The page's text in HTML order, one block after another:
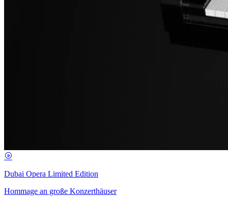
Dubai Opera Limited Edition
Hommage an große Konzerthäuser